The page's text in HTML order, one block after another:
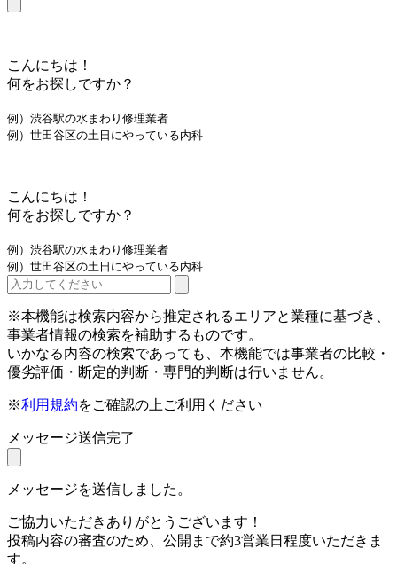
こんにちは！
何をお探しですか？
例）渋谷駅の水まわり修理業者
例）世田谷区の土日にやっている内科
こんにちは！
何をお探しですか？
例）渋谷駅の水まわり修理業者
例）世田谷区の土日にやっている内科
※本機能は検索内容から推定されるエリアと業種に基づき、
事業者情報の検索を補助するものです。
いかなる内容の検索であっても、本機能では事業者の比較・
優劣評価・断定的判断・専門的判断は行いません。
※利用規約をご確認の上ご利用ください
メッセージ送信完了
メッセージを送信しました。
ご協力いただきありがとうございます！
投稿内容の審査のため、公開まで約3営業日程度いただきま
す。